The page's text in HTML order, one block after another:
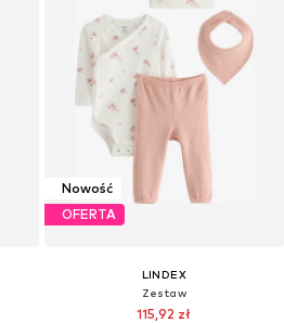
Nowość
OFERTA
LINDEX
Zestaw
115,92 zł